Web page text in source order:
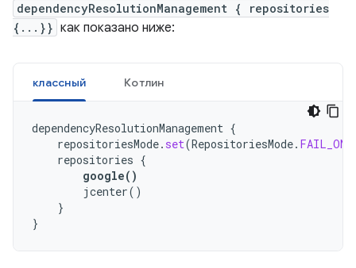
dependencyResolutionManagement { repositories
{...}} как показано ниже:
классный Котлин
dependencyResolutionManagement {
repositoriesMode. set(RepositoriesMode.
repositories {
google()
jcenter()
}
}